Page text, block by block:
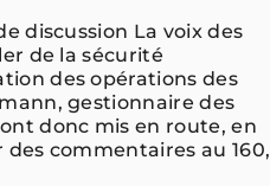
discussion La voix des
de la sécurité
des opérations des
gestionnaire des
donc mis en route, en
commentaires au 160,